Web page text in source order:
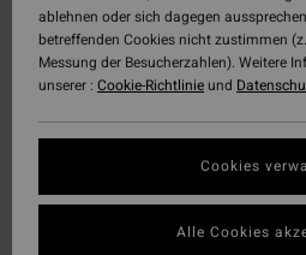
ablehnen oder sich dagegen
betreffenden Cookies nicht zustimmen
Messung der Besucherzahlen). Weitere
unserer : Cookie-Richtlinieund
Cookies
Alle Cookies